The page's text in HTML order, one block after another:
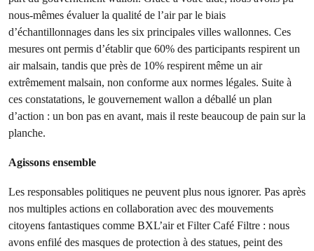
nous-mêmes évaluer la qualité de l’air par le biais
d’échantillonnages dans les six principales villes wallonnes. Ces
mesures ont permis d’établir que 60% des participants respirent un
air malsain, tandis que près de 10% respirent même un air
extrêmement malsain, non conforme aux normes légales. Suite à
ces constatations, le gouvernement wallon a déballé un plan
d’action : un bon pas en avant, mais il reste beaucoup de pain sur la
planche.
Agissons ensemble
Les responsables politiques ne peuvent plus nous ignorer. Pas après
nos multiples actions en collaboration avec des mouvements
citoyens fantastiques comme BXL’air et Filter Café Filtre : nous
avons enfilé des masques de protection à des statues, peint des